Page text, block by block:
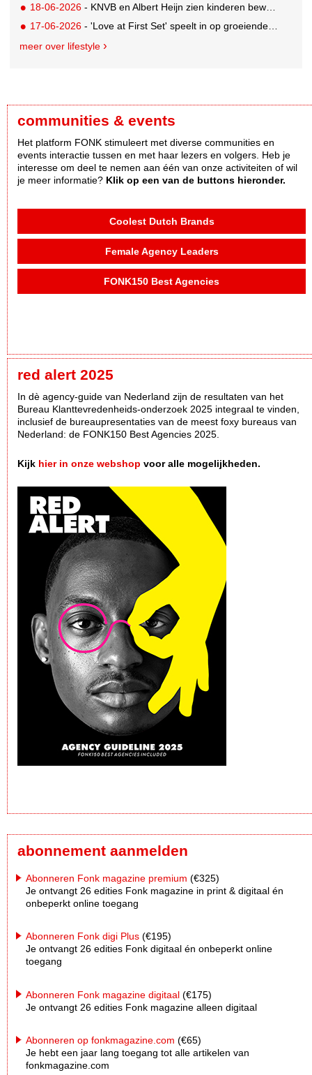
18-06-2026 - KNVB en Albert Heijn zien kinderen bewuster eten en meer bewegen
17-06-2026 - 'Love at First Set' speelt in op groeiende gym crush-trend
meer over lifestyle
communities & events
Het platform FONK stimuleert met diverse communities en
events interactie tussen en met haar lezers en volgers. Heb je
interesse om deel te nemen aan één van onze activiteiten of wil
je meer informatie? Klik op een van de buttons hieronder.
Coolest Dutch Brands
Female Agency Leaders
FONK150 Best Agencies
red alert 2025
In dè agency-guide van Nederland zijn de resultaten van het
Bureau Klanttevredenheids-onderzoek 2025 integraal te vinden,
inclusief de bureaupresentaties van de meest foxy bureaus van
Nederland: de FONK150 Best Agencies 2025.
Kijk hier in onze webshop voor alle mogelijkheden.
abonnement aanmelden
Abonneren Fonk magazine premium (€325)
Je ontvangt 26 edities Fonk magazine in print & digitaal én
onbeperkt online toegang
Abonneren Fonk digi Plus (€195)
Je ontvangt 26 edities Fonk digitaal én onbeperkt online
toegang
Abonneren Fonk magazine digitaal (€175)
Je ontvangt 26 edities Fonk magazine alleen digitaal
Abonneren op fonkmagazine.com (€65)
Je hebt een jaar lang toegang tot alle artikelen van
fonkmagazine.com